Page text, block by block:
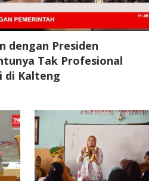
dengan Presiden
Tak Profesional
di Kalteng